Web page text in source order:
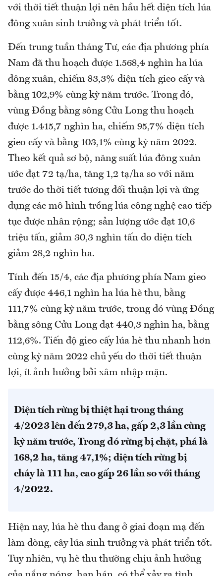
với thời tiết thuận lợi nên hầu hết diện tích lúa
đông xuân sinh trưởng và phát triển tốt.
Đến trung tuần tháng Tư, các địa phương phía
Nam đã thu hoạch được 1.568,4 nghìn ha lúa
đông xuân, chiếm 83,3% diện tích gieo cấy và
bằng 102,9% cùng kỳ năm trước. Trong đó,
vùng Đồng bằng sông Cửu Long thu hoạch
được 1.415,7 nghìn ha, chiếm 95,7% diện tích
gieo cấy và bằng 103,1% cùng kỳ năm 2022.
Theo kết quả sơ bộ, năng suất lúa đông xuân
ước đạt 72 tạ/ha, tăng 1,2 tạ/ha so với năm
trước do thời tiết tương đối thuận lợi và ứng
dụng các mô hình trồng lúa công nghệ cao tiếp
tục được nhân rộng; sản lượng ước đạt 10,6
triệu tấn, giảm 30,3 nghìn tấn do diện tích
giảm 28,2 nghìn ha.
Tính đến 15/4, các địa phương phía Nam gieo
cấy được 446,1 nghìn ha lúa hè thu, bằng
111,7% cùng kỳ năm trước, trong đó vùng Đồng
bằng sông Cửu Long đạt 440,3 nghìn ha, bằng
112,6%. Tiến độ gieo cấy lúa hè thu nhanh hơn
cùng kỳ năm 2022 chủ yếu do thời tiết thuận
lợi, ít ảnh hưởng bởi xâm nhập mặn.
Diện tích rừng bị thiệt hại trong tháng
4/2023 lên đến 279,3 ha, gấp 2,3 lần cùng
kỳ năm trước, Trong đó rừng bị chặt, phá là
168,2 ha, tăng 47,1%; diện tích rừng bị
cháy là 111 ha, cao gấp 26 lần so với tháng
4/2022.
Hiện nay, lúa hè thu đang ở giai đoạn mạ đến
làm đòng, cây lúa sinh trưởng và phát triển tốt.
Tuy nhiên, vụ hè thu thường chịu ảnh hưởng